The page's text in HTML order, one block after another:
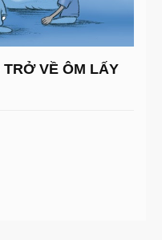
VỀ ÔM LẤY